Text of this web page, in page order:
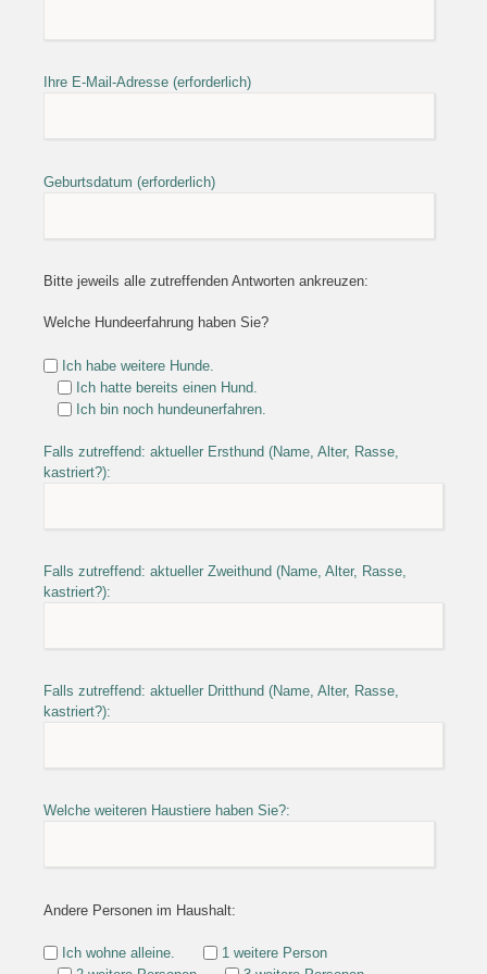
Ihre E-Mail-Adresse (erforderlich)
Geburtsdatum (erforderlich)
Bitte jeweils alle zutreffenden Antworten ankreuzen:
Welche Hundeerfahrung haben Sie?
Ich habe weitere Hunde.
Ich hatte bereits einen Hund.
Ich bin noch hundeunerfahren.
Falls zutreffend: aktueller Ersthund (Name, Alter, Rasse,
kastriert?):
Falls zutreffend: aktueller Zweithund (Name, Alter, Rasse,
kastriert?):
Falls zutreffend: aktueller Dritthund (Name, Alter, Rasse,
kastriert?):
Welche weiteren Haustiere haben Sie?:
Andere Personen im Haushalt:
Ich wohne alleine.
1 weitere Person